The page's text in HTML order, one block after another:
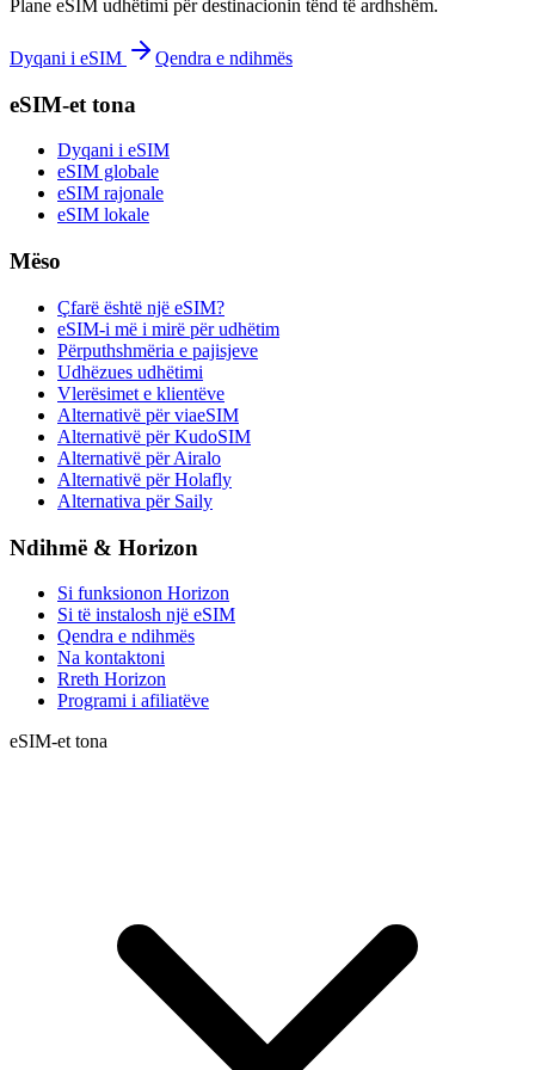
Plane eSIM udhëtimi për destinacionin tënd të ardhshëm.
Dyqani i eSIM Qendra e ndihmës
eSIM-et tona
Dyqani i eSIM
eSIM globale
eSIM rajonale
eSIM lokale
Mëso
Çfarë është një eSIM?
eSIM-i më i mirë për udhëtim
Përputhshmëria e pajisjeve
Udhëzues udhëtimi
Vlerësimet e klientëve
Alternativë për viaeSIM
Alternativë për KudoSIM
Alternativë për Airalo
Alternativë për Holafly
Alternativa për Saily
Ndihmë & Horizon
Si funksionon Horizon
Si të instalosh një eSIM
Qendra e ndihmës
Na kontaktoni
Rreth Horizon
Programi i afiliatëve
eSIM-et tona